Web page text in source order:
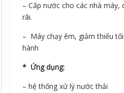
– Cấp nước cho các nhà
rãi.
– Máy chạy êm, giảm thiểu
hành
* Ứng dụng:
– hệ thống xử lý nước thải